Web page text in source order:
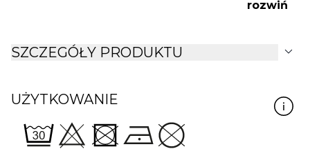
zgodnym
Czy produkt jest wykonany w 100% z
bawełny?
wysokogatunkowej
rozwiń
SZCZEGÓŁY PRODUKTU expand_more
UŻYTKOWANIE